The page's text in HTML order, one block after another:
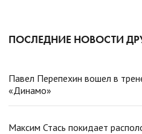
ПОСЛЕДНИЕ НОВОСТИ
Павел Перепехин вошел в
«Динамо»
Максим Стась покидает